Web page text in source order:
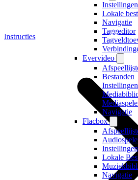
Instellingen
Lokale
Navigatie
Taggeditor
Evervideo
Bestanden
Instellingen
Navigatie
Flacbox
Instellingen
Lokale
Navigatie
Instructies